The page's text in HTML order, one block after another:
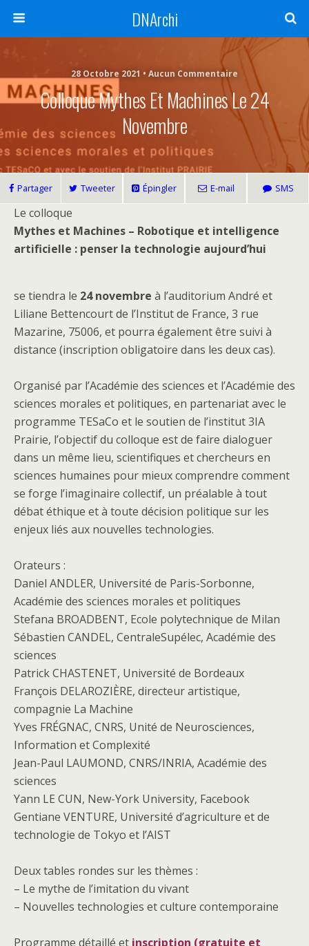
DNArchi
28 Octobre 2021 • Aucun Commentaire
Colloque Mythes Et Machines Le 24
Novembre
Partager Tweeter Épingler E-mail SMS
Le colloque
Mythes et Machines – Robotique et intelligence
artificielle : penser la technologie aujourd’hui
se tiendra le 24 novembre à l’auditorium André et
Liliane Bettencourt de l’Institut de France, 3 rue
Mazarine, 75006, et pourra également être suivi à
distance (inscription obligatoire dans les deux cas).
Organisé par l’Académie des sciences et l’Académie des
sciences morales et politiques, en partenariat avec le
programme TESaCo et le soutien de l’institut 3IA
Prairie, l’objectif du colloque est de faire dialoguer
dans un même lieu, scientifiques et chercheurs en
sciences humaines pour mieux comprendre comment
se forge l’imaginaire collectif, un préalable à tout
débat éthique et à toute décision politique sur les
enjeux liés aux nouvelles technologies.
Orateurs :
Daniel ANDLER, Université de Paris-Sorbonne,
Académie des sciences morales et politiques
Stefana BROADBENT, Ecole polytechnique de Milan
Sébastien CANDEL, CentraleSupélec, Académie des
sciences
Patrick CHASTENET, Université de Bordeaux
François DELAROZIÈRE, directeur artistique,
compagnie La Machine
Yves FRÉGNAC, CNRS, Unité de Neurosciences,
Information et Complexité
Jean-Paul LAUMOND, CNRS/INRIA, Académie des
sciences
Yann LE CUN, New-York University, Facebook
Gentiane VENTURE, Université d’agriculture et de
technologie de Tokyo et l’AIST
Deux tables rondes sur les thèmes :
– Le mythe de l’imitation du vivant
– Nouvelles technologies et culture contemporaine
Programme détaillé et inscription (gratuite et